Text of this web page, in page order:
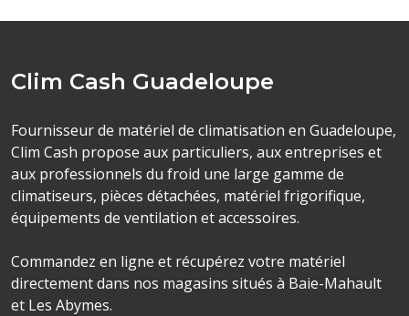
Clim Cash Guadeloupe
Fournisseur de matériel de climatisation en Guadeloupe,
Clim Cash propose aux particuliers, aux entreprises et
aux professionnels du froid une large gamme de
climatiseurs, pièces détachées, matériel frigorifique,
équipements de ventilation et accessoires.
Commandez en ligne et récupérez votre matériel
directement dans nos magasins situés à Baie-Mahault
et Les Abymes.